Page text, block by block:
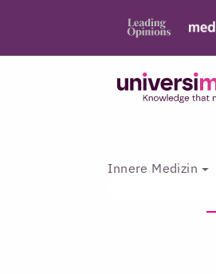
Innere Medizin